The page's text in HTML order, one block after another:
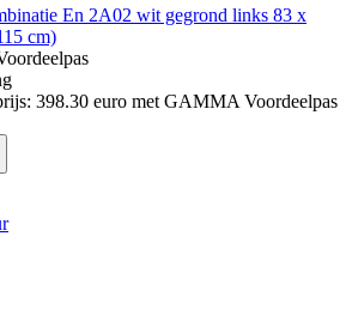
En 2A02 wit gegrond links 83 x
cm)
398.30 euro met GAMMA Voordeelpas